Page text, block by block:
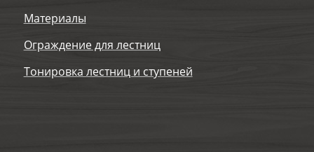
Материалы
Ограждение для лестниц
Тонировка лестниц и ступеней